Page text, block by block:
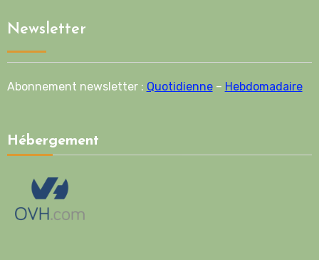
Newsletter
Abonnement newsletter : Quotidienne– Hebdomadaire
Hébergement